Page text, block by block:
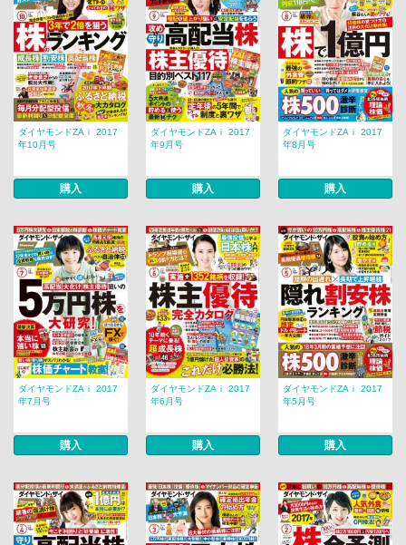
ダイヤモンドZAｉ 2017
年10月号
購入
ダイヤモンドZAｉ 2017
年9月号
購入
ダイヤモンドZAｉ 2017
年8月号
購入
ダイヤモンドZAｉ 2017
年7月号
購入
ダイヤモンドZAｉ 2017
年6月号
購入
ダイヤモンドZAｉ 2017
年5月号
購入